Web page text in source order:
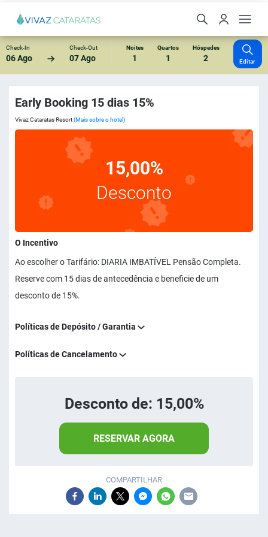
Check-In
06 Ago
Check-Out
07 Ago
Noites
1
Quartos
1
Hóspedes
2 Editar
Early Booking 15 dias 15%
Vivaz Cataratas Resort(Mais sobre o hotel)
15,00%
Desconto
O Incentivo
Ao escolher o Tarifário: DIARIA IMBATÍVEL Pensão Completa.
Reserve com 15 dias de antecedência e beneficie de um
desconto de 15%.
Políticas de Depósito / Garantia
Políticas de Cancelamento
Desconto de: 15,00%
RESERVAR AGORA
COMPARTILHAR